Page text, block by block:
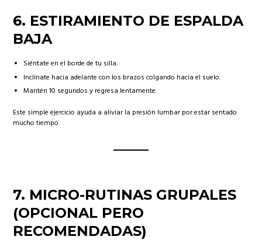
6. ESTIRAMIENTO DE ESPALDA
BAJA
Siéntate en el borde de tu silla.
Inclínate hacia adelante con los brazos colgando hacia el suelo.
Mantén 10 segundos y regresa lentamente.
Este simple ejercicio ayuda a aliviar la presión lumbar por estar sentado
mucho tiempo.
7. MICRO-RUTINAS GRUPALES
(OPCIONAL PERO
RECOMENDADAS)